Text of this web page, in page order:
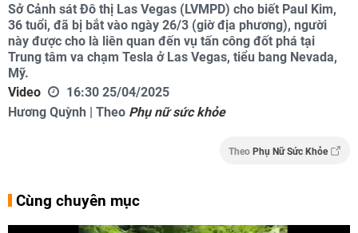
Sở Cảnh sát Đô thị Las Vegas (LVMPD) cho biết Paul Kim,
36 tuổi, đã bị bắt vào ngày 26/3 (giờ địa phương), người
này được cho là liên quan đến vụ tấn công đốt phá tại
Trung tâm va chạm Tesla ở Las Vegas, tiểu bang Nevada,
Mỹ.
Video
16:30 25/04/2025
Hương Quỳnh | Theo Phụ nữ sức khỏe
Theo Phụ Nữ Sức Khỏe
Cùng chuyên mục